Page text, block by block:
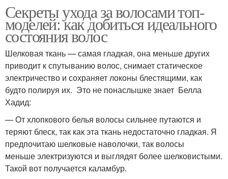
Секреты ухода за волосами топ-
моделей: как добиться идеального
состояния волос
Шелковая ткань — самая гладкая, она меньше других
приводит к спутыванию волос, снимает статическое
электричество и сохраняет локоны блестящими, как
будто полируя их. Это не понаслышке знает Белла
Хадид:
— От хлопкового белья волосы сильнее путаются и
теряют блеск, так как эта ткань недостаточно гладкая. Я
предпочитаю шелковые наволочки, так волосы
меньше электризуются и выглядят более шелковистыми.
Такой вот получается каламбур.